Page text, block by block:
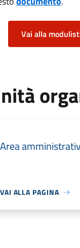
Vai alla
Area
VAI ALLA PAGINA